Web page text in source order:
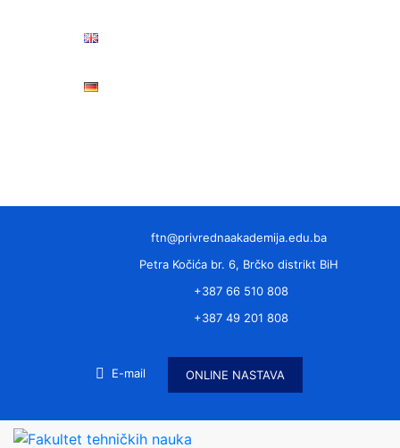
ftn@privrednaakademija.edu.ba
Petra Kočića br. 6, Brčko distrikt BiH
+387 66 510 808
+387 49 201 808
E-mail ONLINE NASTAVA